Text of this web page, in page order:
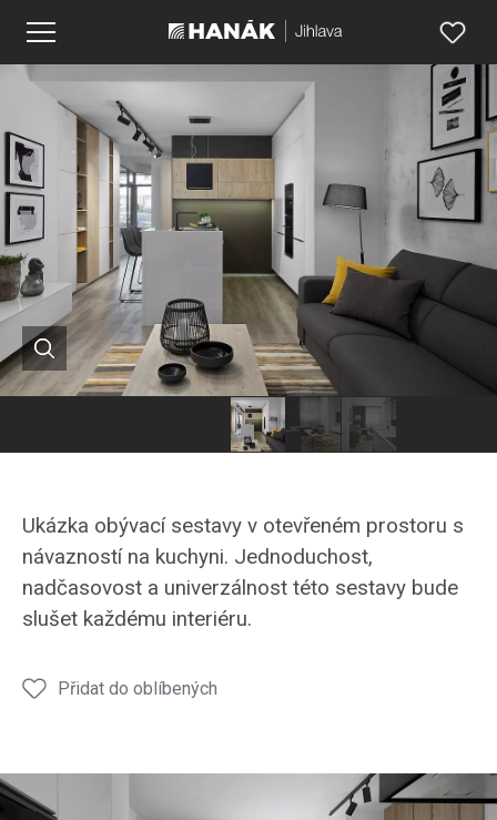
moderní
obývací
pokoj
moderní
obývací
pokoj
moderní
obývací
pokoj
Ukázka obývací sestavy v otevřeném prostoru s
návazností na kuchyni. Jednoduchost,
nadčasovost a univerzálnost této sestavy bude
slušet každému interiéru.
Přidat do oblíbených